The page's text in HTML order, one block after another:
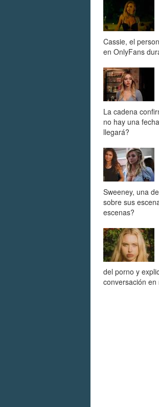
Cassie, el
en OnlyFans
La cadena
no hay una
llegará?
Sweeney, una
sobre sus
escenas?
del porno y
conversación en